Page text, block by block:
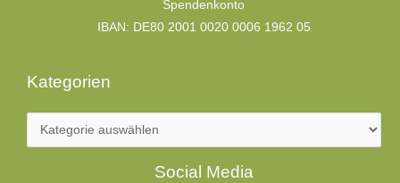
Spendenkonto
IBAN: DE80 2001 0020 0006 1962 05
Kategorien
Social Media
Facebook
LinkedIn